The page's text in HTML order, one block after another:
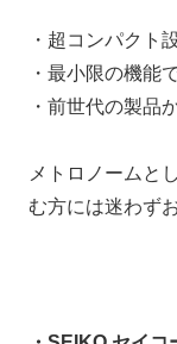
・超コンパクト
・最小限の機能
・前世代の製品
メトロノームと
む方には迷わず